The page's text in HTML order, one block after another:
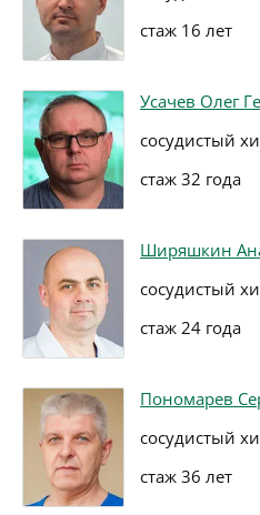
стаж 16 лет
Усачев Олег
сосудистый
стаж 32 года
Ширяшкин
сосудистый
стаж 24 года
Пономарев
сосудистый
стаж 36 лет